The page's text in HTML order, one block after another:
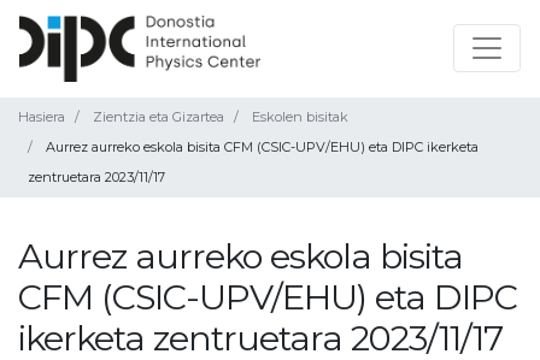
Hasiera Zientzia eta Gizartea
Eskolen bisitak
Aurrez aurreko eskola bisita CFM (CSIC-UPV/EHU) eta DIPC ikerketa
zentruetara 2023/11/17
Aurrez aurreko eskola bisita
CFM (CSIC-UPV/EHU) eta DIPC
ikerketa zentruetara 2023/11/17